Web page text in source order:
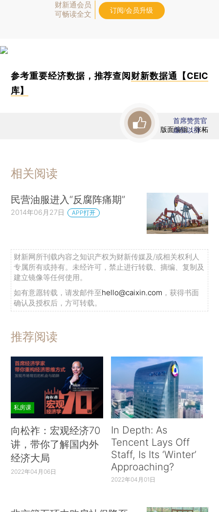
财新通会员
可畅读全文
订阅/会员升级
参考重要经济数据，推荐查阅财新数据通【CEIC
库】
版面编辑：张柘
首席赞赏官
虚位以待
相关阅读
民营油服进入“反腐阵痛期”
2014年06月27日 APP打开
财新网所刊载内容之知识产权为财新传媒及/或相关权利人
专属所有或持有。未经许可，禁止进行转载、摘编、复制及
建立镜像等任何使用。
如有意愿转载，请发邮件至hello@caixin.com ，获得书面
确认及授权后，方可转载。
推荐阅读
私房课
向松祚：宏观经济70
讲，带你了解国内外
经济大局
2022年04月06日
In Depth: As
Tencent Lays Off
Staff, Is Its ‘Winter’
Approaching?
2022年04月01日